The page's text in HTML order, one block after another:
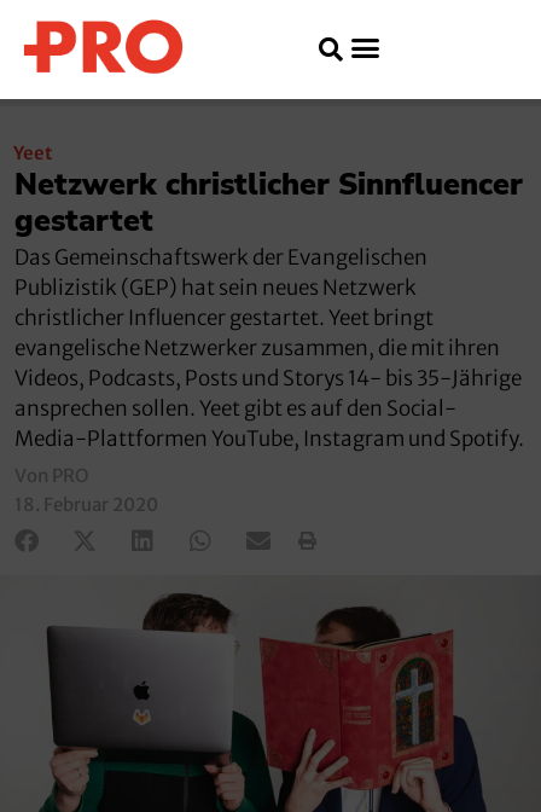
Yeet
Netzwerk christlicher Sinnfluencer
gestartet
Das Gemeinschaftswerk der Evangelischen
Publizistik (GEP) hat sein neues Netzwerk
christlicher Influencer gestartet. Yeet bringt
evangelische Netzwerker zusammen, die mit ihren
Videos, Podcasts, Posts und Storys 14- bis 35-Jährige
ansprechen sollen. Yeet gibt es auf den Social-
Media-Plattformen YouTube, Instagram und Spotify.
Von PRO
18. Februar 2020